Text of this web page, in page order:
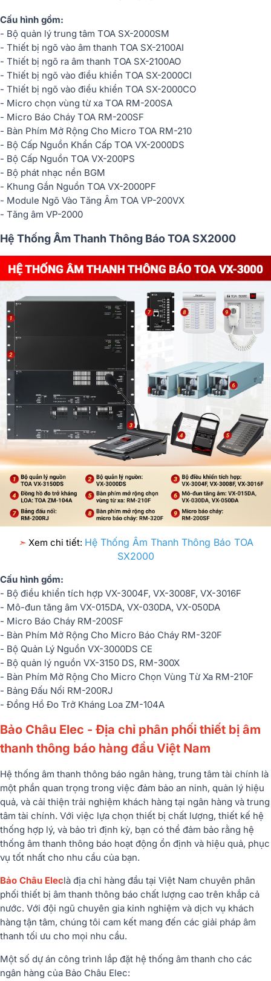
Cấu hình gồm:
- Bộ quản lý trung tâm TOA SX-2000SM
- Thiết bị ngõ vào âm thanh TOA SX-2100AI
- Thiết bị ngõ ra âm thanh TOA SX-2100AO
- Thiết bị ngõ vào điều khiển TOA SX-2000CI
- Thiết bị ngõ vào điều khiển TOA SX-2000CO
- Micro chọn vùng từ xa TOA RM-200SA
- Micro Báo Cháy TOA RM-200SF
- Bàn Phím Mở Rộng Cho Micro TOA RM-210
- Bộ Cấp Nguồn Khẩn Cấp TOA VX-2000DS
- Bộ Cấp Nguồn TOA VX-200PS
- Bộ phát nhạc nền BGM
- Khung Gắn Nguồn TOA VX-2000PF
- Module Ngõ Vào Tăng Âm TOA VP-200VX
- Tăng âm VP-2000
Hệ Thống Âm Thanh Thông Báo TOA SX2000
➣ Xem chi tiết: Hệ Thống Âm Thanh Thông Báo TOA
SX2000
Cấu hình gồm:
- Bộ điều khiển tích hợp VX-3004F, VX-3008F, VX-3016F
- Mô-đun tăng âm VX-015DA, VX-030DA, VX-050DA
- Micro Báo Cháy RM-200SF
- Bàn Phím Mở Rộng Cho Micro Báo Cháy RM-320F
- Bộ Quản Lý Nguồn VX-3000DS CE
- Bộ quản lý nguồn VX-3150 DS, RM-300X
- Bàn Phím Mở Rộng Cho Micro Chọn Vùng Từ Xa RM-210F
- Bảng Đấu Nối RM-200RJ
- Đồng Hồ Đo Trở Kháng Loa ZM-104A
Bảo Châu Elec - Địa chỉ phân phối thiết bị âm
thanh thông báo hàng đầu Việt Nam
Hệ thống âm thanh thông báo ngân hàng, trung tâm tài chính là
một phần quan trọng trong việc đảm bảo an ninh, quản lý hiệu
quả, và cải thiện trải nghiệm khách hàng tại ngân hàng và trung
tâm tài chính. Với việc lựa chọn thiết bị chất lượng, thiết kế hệ
thống hợp lý, và bảo trì định kỳ, bạn có thể đảm bảo rằng hệ
thống âm thanh thông báo hoạt động ổn định và hiệu quả, phục
vụ tốt nhất cho nhu cầu của bạn.
Bảo Châu Eleclà địa chỉ hàng đầu tại Việt Nam chuyên phân
phối thiết bị âm thanh thông báo chất lượng cao trên khắp cả
nước. Với đội ngũ chuyên gia kinh nghiệm và dịch vụ khách
hàng tận tâm, chúng tôi cam kết mang đến các giải pháp âm
thanh tối ưu cho mọi nhu cầu.
Một số dự án công trình lắp đặt hệ thống âm thanh cho các
ngân hàng của Bảo Châu Elec: